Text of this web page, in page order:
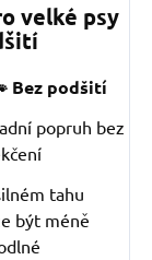
velké psy
Bez podšití
popruh bez
tahu
být méně